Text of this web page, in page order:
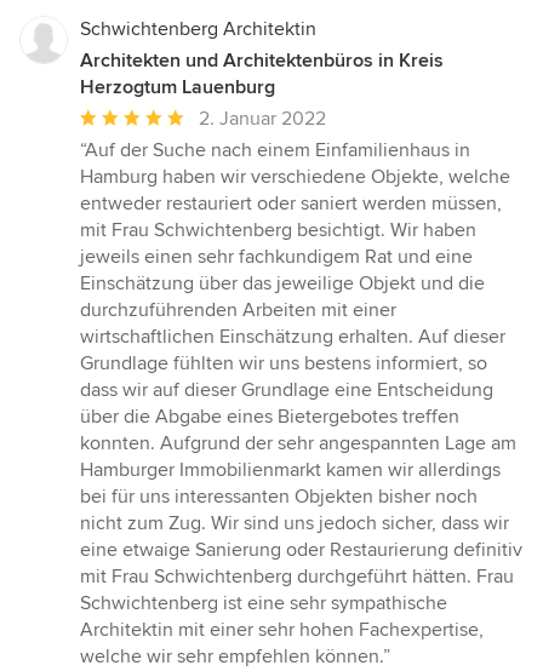
Schwichtenberg Architektin
Architekten und Architektenbüros in Kreis
Herzogtum Lauenburg
Durchschnittliche
Bewertung:
5
von
5
Sternen
2. Januar 2022
“Auf der Suche nach einem Einfamilienhaus in
Hamburg haben wir verschiedene Objekte, welche
entweder restauriert oder saniert werden müssen,
mit Frau Schwichtenberg besichtigt. Wir haben
jeweils einen sehr fachkundigem Rat und eine
Einschätzung über das jeweilige Objekt und die
durchzuführenden Arbeiten mit einer
wirtschaftlichen Einschätzung erhalten. Auf dieser
Grundlage fühlten wir uns bestens informiert, so
dass wir auf dieser Grundlage eine Entscheidung
über die Abgabe eines Bietergebotes treffen
konnten. Aufgrund der sehr angespannten Lage am
Hamburger Immobilienmarkt kamen wir allerdings
bei für uns interessanten Objekten bisher noch
nicht zum Zug. Wir sind uns jedoch sicher, dass wir
eine etwaige Sanierung oder Restaurierung definitiv
mit Frau Schwichtenberg durchgeführt hätten. Frau
Schwichtenberg ist eine sehr sympathische
Architektin mit einer sehr hohen Fachexpertise,
welche wir sehr empfehlen können.”